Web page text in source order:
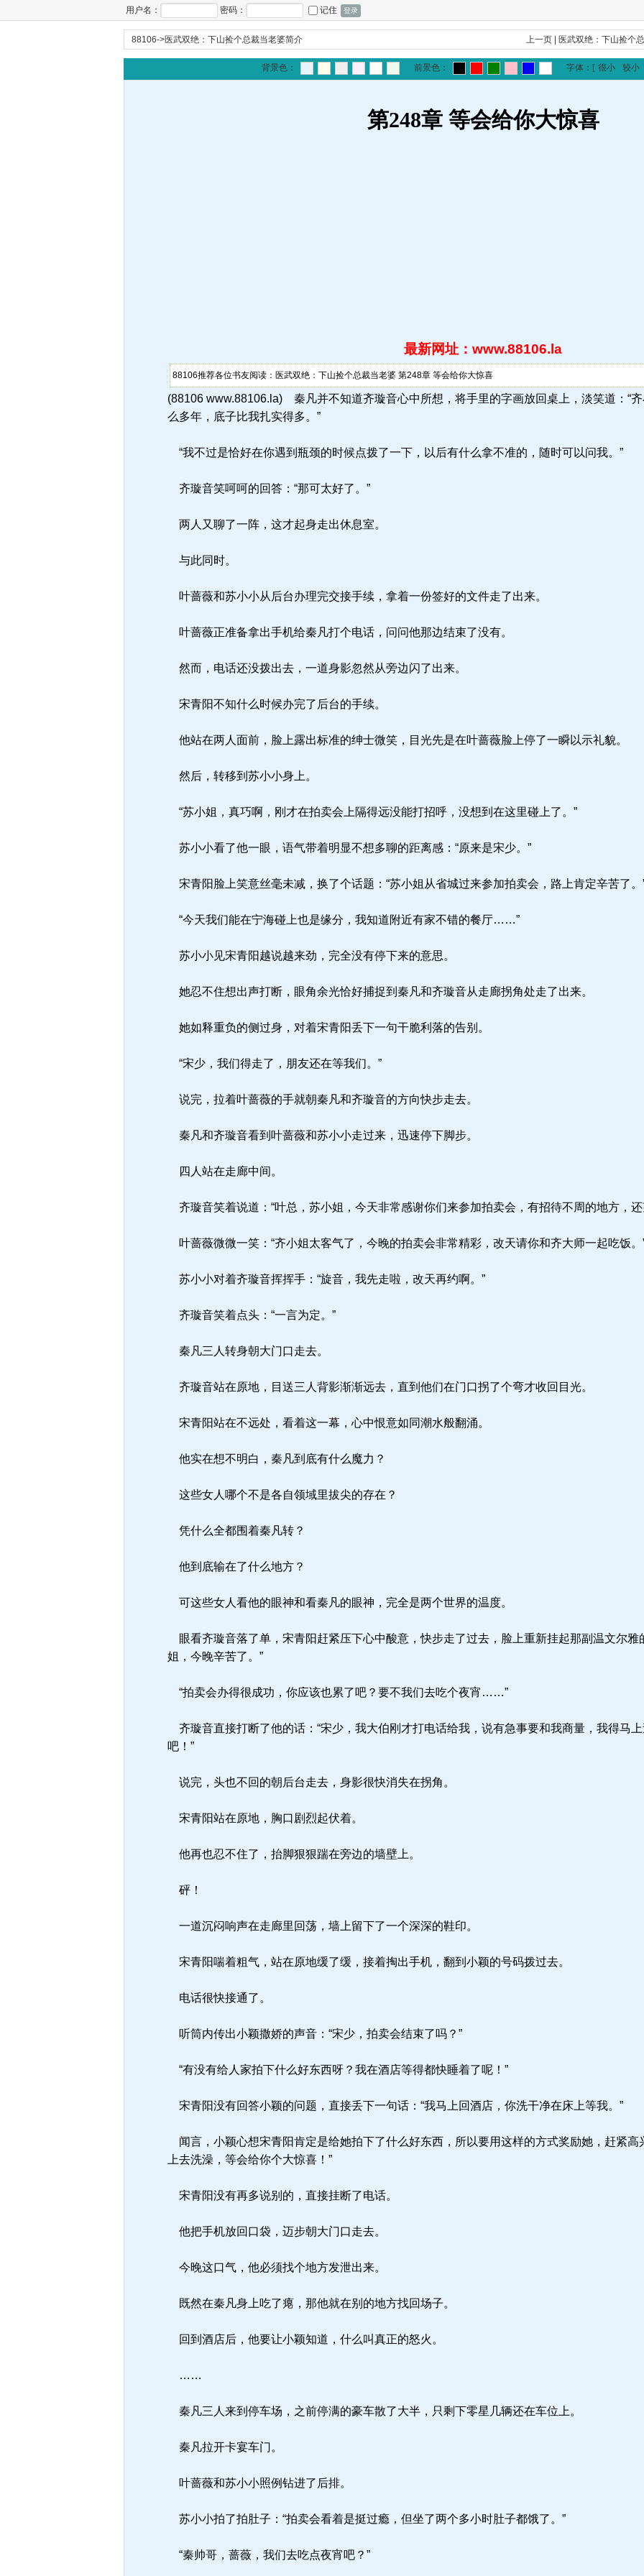
用户名： 密码： 记住
88106->医武双绝：下山捡个总裁当老婆简介 上一页 医武双绝：下山捡个
背景色： 前景色： 字体： [ 很小 较小
第248章 等会给你大惊喜
最新网址：www.88106.la
88106推荐各位书友阅读：医武双绝：下山捡个总裁当老婆 第248章 等会给你大惊喜
(88106 www.88106.la) 秦凡并不知道齐璇音心中所想，将手里的字画放回桌上，淡笑道：“
么多年，底子比我扎实得多。”
“我不过是恰好在你遇到瓶颈的时候点拨了一下，以后有什么拿不准的，随时可以问我。”
齐璇音笑呵呵的回答：“那可太好了。”
两人又聊了一阵，这才起身走出休息室。
与此同时。
叶蔷薇和苏小小从后台办理完交接手续，拿着一份签好的文件走了出来。
叶蔷薇正准备拿出手机给秦凡打个电话，问问他那边结束了没有。
然而，电话还没拨出去，一道身影忽然从旁边闪了出来。
宋青阳不知什么时候办完了后台的手续。
他站在两人面前，脸上露出标准的绅士微笑，目光先是在叶蔷薇脸上停了一瞬以示礼貌。
然后，转移到苏小小身上。
“苏小姐，真巧啊，刚才在拍卖会上隔得远没能打招呼，没想到在这里碰上了。”
苏小小看了他一眼，语气带着明显不想多聊的距离感：“原来是宋少。”
宋青阳脸上笑意丝毫未减，换了个话题：“苏小姐从省城过来参加拍卖会，路上肯定辛苦了。
“今天我们能在宁海碰上也是缘分，我知道附近有家不错的餐厅……”
苏小小见宋青阳越说越来劲，完全没有停下来的意思。
她忍不住想出声打断，眼角余光恰好捕捉到秦凡和齐璇音从走廊拐角处走了出来。
她如释重负的侧过身，对着宋青阳丢下一句干脆利落的告别。
“宋少，我们得走了，朋友还在等我们。”
说完，拉着叶蔷薇的手就朝秦凡和齐璇音的方向快步走去。
秦凡和齐璇音看到叶蔷薇和苏小小走过来，迅速停下脚步。
四人站在走廊中间。
齐璇音笑着说道：“叶总，苏小姐，今天非常感谢你们来参加拍卖会，有招待不周的地方，还
叶蔷薇微微一笑：“齐小姐太客气了，今晚的拍卖会非常精彩，改天请你和齐大师一起吃饭。
苏小小对着齐璇音挥挥手：“旋音，我先走啦，改天再约啊。”
齐璇音笑着点头：“一言为定。”
秦凡三人转身朝大门口走去。
齐璇音站在原地，目送三人背影渐渐远去，直到他们在门口拐了个弯才收回目光。
宋青阳站在不远处，看着这一幕，心中恨意如同潮水般翻涌。
他实在想不明白，秦凡到底有什么魔力？
这些女人哪个不是各自领域里拔尖的存在？
凭什么全都围着秦凡转？
他到底输在了什么地方？
可这些女人看他的眼神和看秦凡的眼神，完全是两个世界的温度。
眼看齐璇音落了单，宋青阳赶紧压下心中酸意，快步走了过去，脸上重新挂起那副温文尔雅
姐，今晚辛苦了。”
“拍卖会办得很成功，你应该也累了吧？要不我们去吃个夜宵……”
齐璇音直接打断了他的话：“宋少，我大伯刚才打电话给我，说有急事要和我商量，我得马
吧！”
说完，头也不回的朝后台走去，身影很快消失在拐角。
宋青阳站在原地，胸口剧烈起伏着。
他再也忍不住了，抬脚狠狠踹在旁边的墙壁上。
砰！
一道沉闷响声在走廊里回荡，墙上留下了一个深深的鞋印。
宋青阳喘着粗气，站在原地缓了缓，接着掏出手机，翻到小颖的号码拨过去。
电话很快接通了。
听筒内传出小颖撒娇的声音：“宋少，拍卖会结束了吗？”
“有没有给人家拍下什么好东西呀？我在酒店等得都快睡着了呢！”
宋青阳没有回答小颖的问题，直接丢下一句话：“我马上回酒店，你洗干净在床上等我。”
闻言，小颖心想宋青阳肯定是给她拍下了什么好东西，所以要用这样的方式奖励她，赶紧高
上去洗澡，等会给你个大惊喜！”
宋青阳没有再多说别的，直接挂断了电话。
他把手机放回口袋，迈步朝大门口走去。
今晚这口气，他必须找个地方发泄出来。
既然在秦凡身上吃了瘪，那他就在别的地方找回场子。
回到酒店后，他要让小颖知道，什么叫真正的怒火。
……
秦凡三人来到停车场，之前停满的豪车散了大半，只剩下零星几辆还在车位上。
秦凡拉开卡宴车门。
叶蔷薇和苏小小照例钻进了后排。
苏小小拍了拍肚子：“拍卖会看着是挺过瘾，但坐了两个多小时肚子都饿了。”
“秦帅哥，蔷薇，我们去吃点夜宵吧？”